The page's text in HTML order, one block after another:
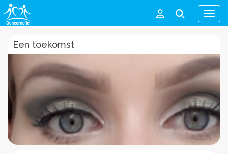
Menu
Een toekomst